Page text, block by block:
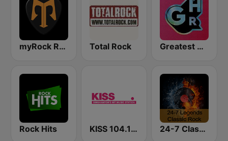
myRock Radio Total Rock Greatest Hits Radio
Rock Hits KISS 104.1 FM 24-7 Classic Rock